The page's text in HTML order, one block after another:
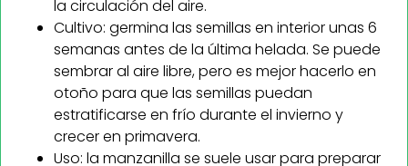
la circulación del aire.
Cultivo: germina las semillas en interior unas 6
semanas antes de la última helada. Se puede
sembrar al aire libre, pero es mejor hacerlo en
otoño para que las semillas puedan
estratificarse en frío durante el invierno y
crecer en primavera.
Uso: la manzanilla se suele usar para preparar